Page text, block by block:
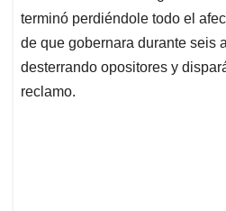
terminó perdiéndole todo el
de que gobernara durante seis
desterrando opositores y
reclamo.